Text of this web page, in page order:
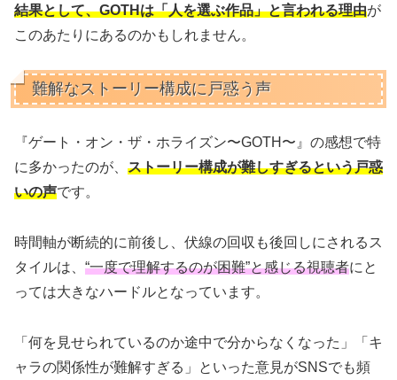
結果として、GOTHは「人を選ぶ作品」と言われる理由が
このあたりにあるのかもしれません。
難解なストーリー構成に戸惑う声
『ゲート・オン・ザ・ホライズン〜GOTH〜』の感想で特
に多かったのが、 ストーリー構成が難しすぎるという戸惑
いの声です。
時間軸が断続的に前後し、伏線の回収も後回しにされるス
タイルは、 “一度で理解するのが困難”と感じる視聴者にと
っては大きなハードルとなっています。
「何を見せられているのか途中で分からなくなった」「キ
ャラの関係性が難解すぎる」といった意見がSNSでも頻